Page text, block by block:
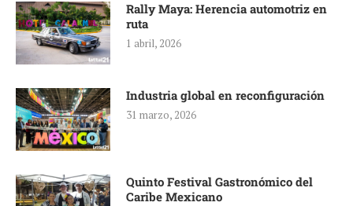
Rally Maya: Herencia automotriz en
ruta
1 abril, 2026
Industria global en reconfiguración
31 marzo, 2026
Quinto Festival Gastronómico del
Caribe Mexicano